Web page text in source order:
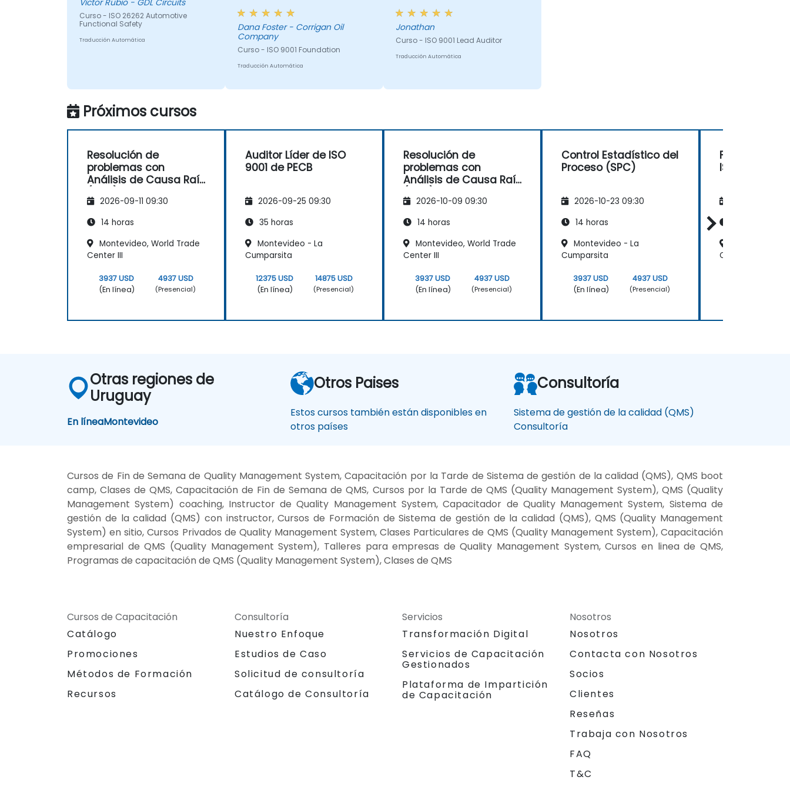
Victor Rubio - GDL Circuits
Curso - ISO 26262 Automotive
Functional Safety
Traducción Automática
refrescamiento sobre la
preparación para la auditoría
ISO 9001; Dereck me ha
ayudado significativamente a
obtener una nueva y práctica
perspectiva de las cláusulas y
cómo se aplican a nuestro
capacitación para mejorar mis
con la ISO, tanto con los
empleados de nuestra empresa
Dana Foster - Corrigan Oil
Company
Curso - ISO 9001 Foundation
Traducción Automática
Jonathan
Curso - ISO 9001 Lead Auditor
Traducción Automática
Próximos cursos
Resolución de
problemas con
Análisis de Causa Raíz
2026-09-11 09:30
14 horas
Montevideo, World Trade
Center III
3937 USD
(En línea)
4937 USD
(Presencial)
Auditor Líder de ISO
9001 de PECB
2026-09-25 09:30
35 horas
Montevideo - La
Cumparsita
12375 USD
(En línea)
14875 USD
(Presencial)
Resolución de
problemas con
Análisis de Causa Raíz
2026-10-09 09:30
14 horas
Montevideo, World Trade
Center III
3937 USD
(En línea)
4937 USD
(Presencial)
Control Estadístico del
Proceso (SPC)
2026-10-23 09:30
14 horas
Montevideo - La
Cumparsita
3937 USD
(En línea)
4937 USD
(Presencial)
ISO 9001
Center III
Otras regiones de
Uruguay
En líneaMontevideo
Otros Paises
Estos cursos también están disponibles en
otros países
Consultoría
Sistema de gestión de la calidad (QMS)
Consultoría
Cursos de Fin de Semana de Quality Management System, Capacitación por la Tarde de Sistema de gestión de la calidad (QMS), QMS boot
camp, Clases de QMS, Capacitación de Fin de Semana de QMS, Cursos por la Tarde de QMS (Quality Management System), QMS (Quality
Management System) coaching, Instructor de Quality Management System, Capacitador de Quality Management System, Sistema de
gestión de la calidad (QMS) con instructor, Cursos de Formación de Sistema de gestión de la calidad (QMS), QMS (Quality Management
System) en sitio, Cursos Privados de Quality Management System, Clases Particulares de QMS (Quality Management System), Capacitación
empresarial de QMS (Quality Management System), Talleres para empresas de Quality Management System, Cursos en linea de QMS,
Programas de capacitación de QMS (Quality Management System), Clases de QMS
Cursos de Capacitación
Catálogo
Promociones
Métodos de Formación
Recursos
Consultoría
Nuestro Enfoque
Estudios de Caso
Solicitud de consultoría
Catálogo de Consultoría
Servicios
Transformación Digital
Servicios de Capacitación
Gestionados
Plataforma de Impartición
de Capacitación
Nosotros
Nosotros
Contacta con Nosotros
Socios
Clientes
Reseñas
Trabaja con Nosotros
FAQ
T&C